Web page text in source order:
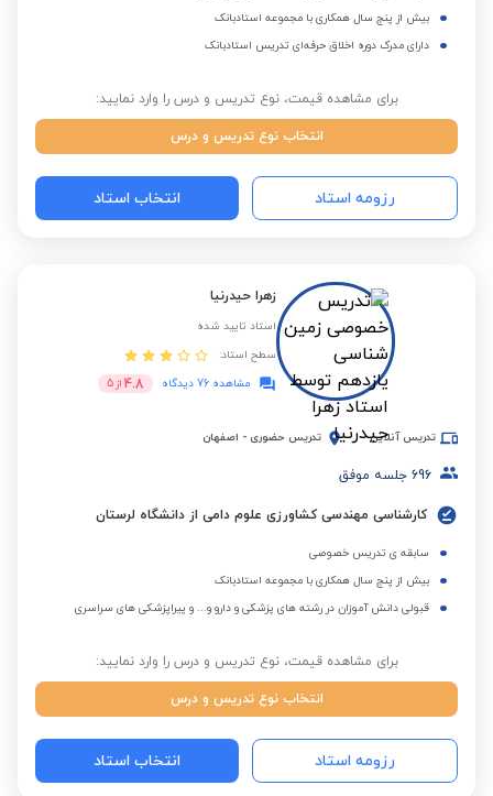
بیش از پنج سال همکاری با مجموعه استادبانک
دارای مدرک دوره اخلاق حرفه‌ای تدریس استادبانک
برای مشاهده قیمت، نوع تدریس و درس را وارد نمایید:
انتخاب نوع تدریس و درس
رزومه استاد انتخاب استاد
زهرا حیدرنیا
استاد تایید شده
سطح استاد:
مشاهده 76 دیدگاه
4.8 از 5
تدریس آنلاین تدریس حضوری - اصفهان
696 جلسه موفق
کارشناسی مهندسی کشاورزی علوم دامی از دانشگاه لرستان
سابقه ی تدریس خصوصی
بیش از پنج سال همکاری با مجموعه استادبانک
قبولی دانش آموزان در رشته های پزشکی و دارو و... و پیراپزشکی های سراسری
برای مشاهده قیمت، نوع تدریس و درس را وارد نمایید:
انتخاب نوع تدریس و درس
رزومه استاد انتخاب استاد